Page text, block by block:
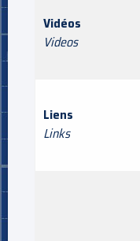
Vidéos
Videos
Liens
Links